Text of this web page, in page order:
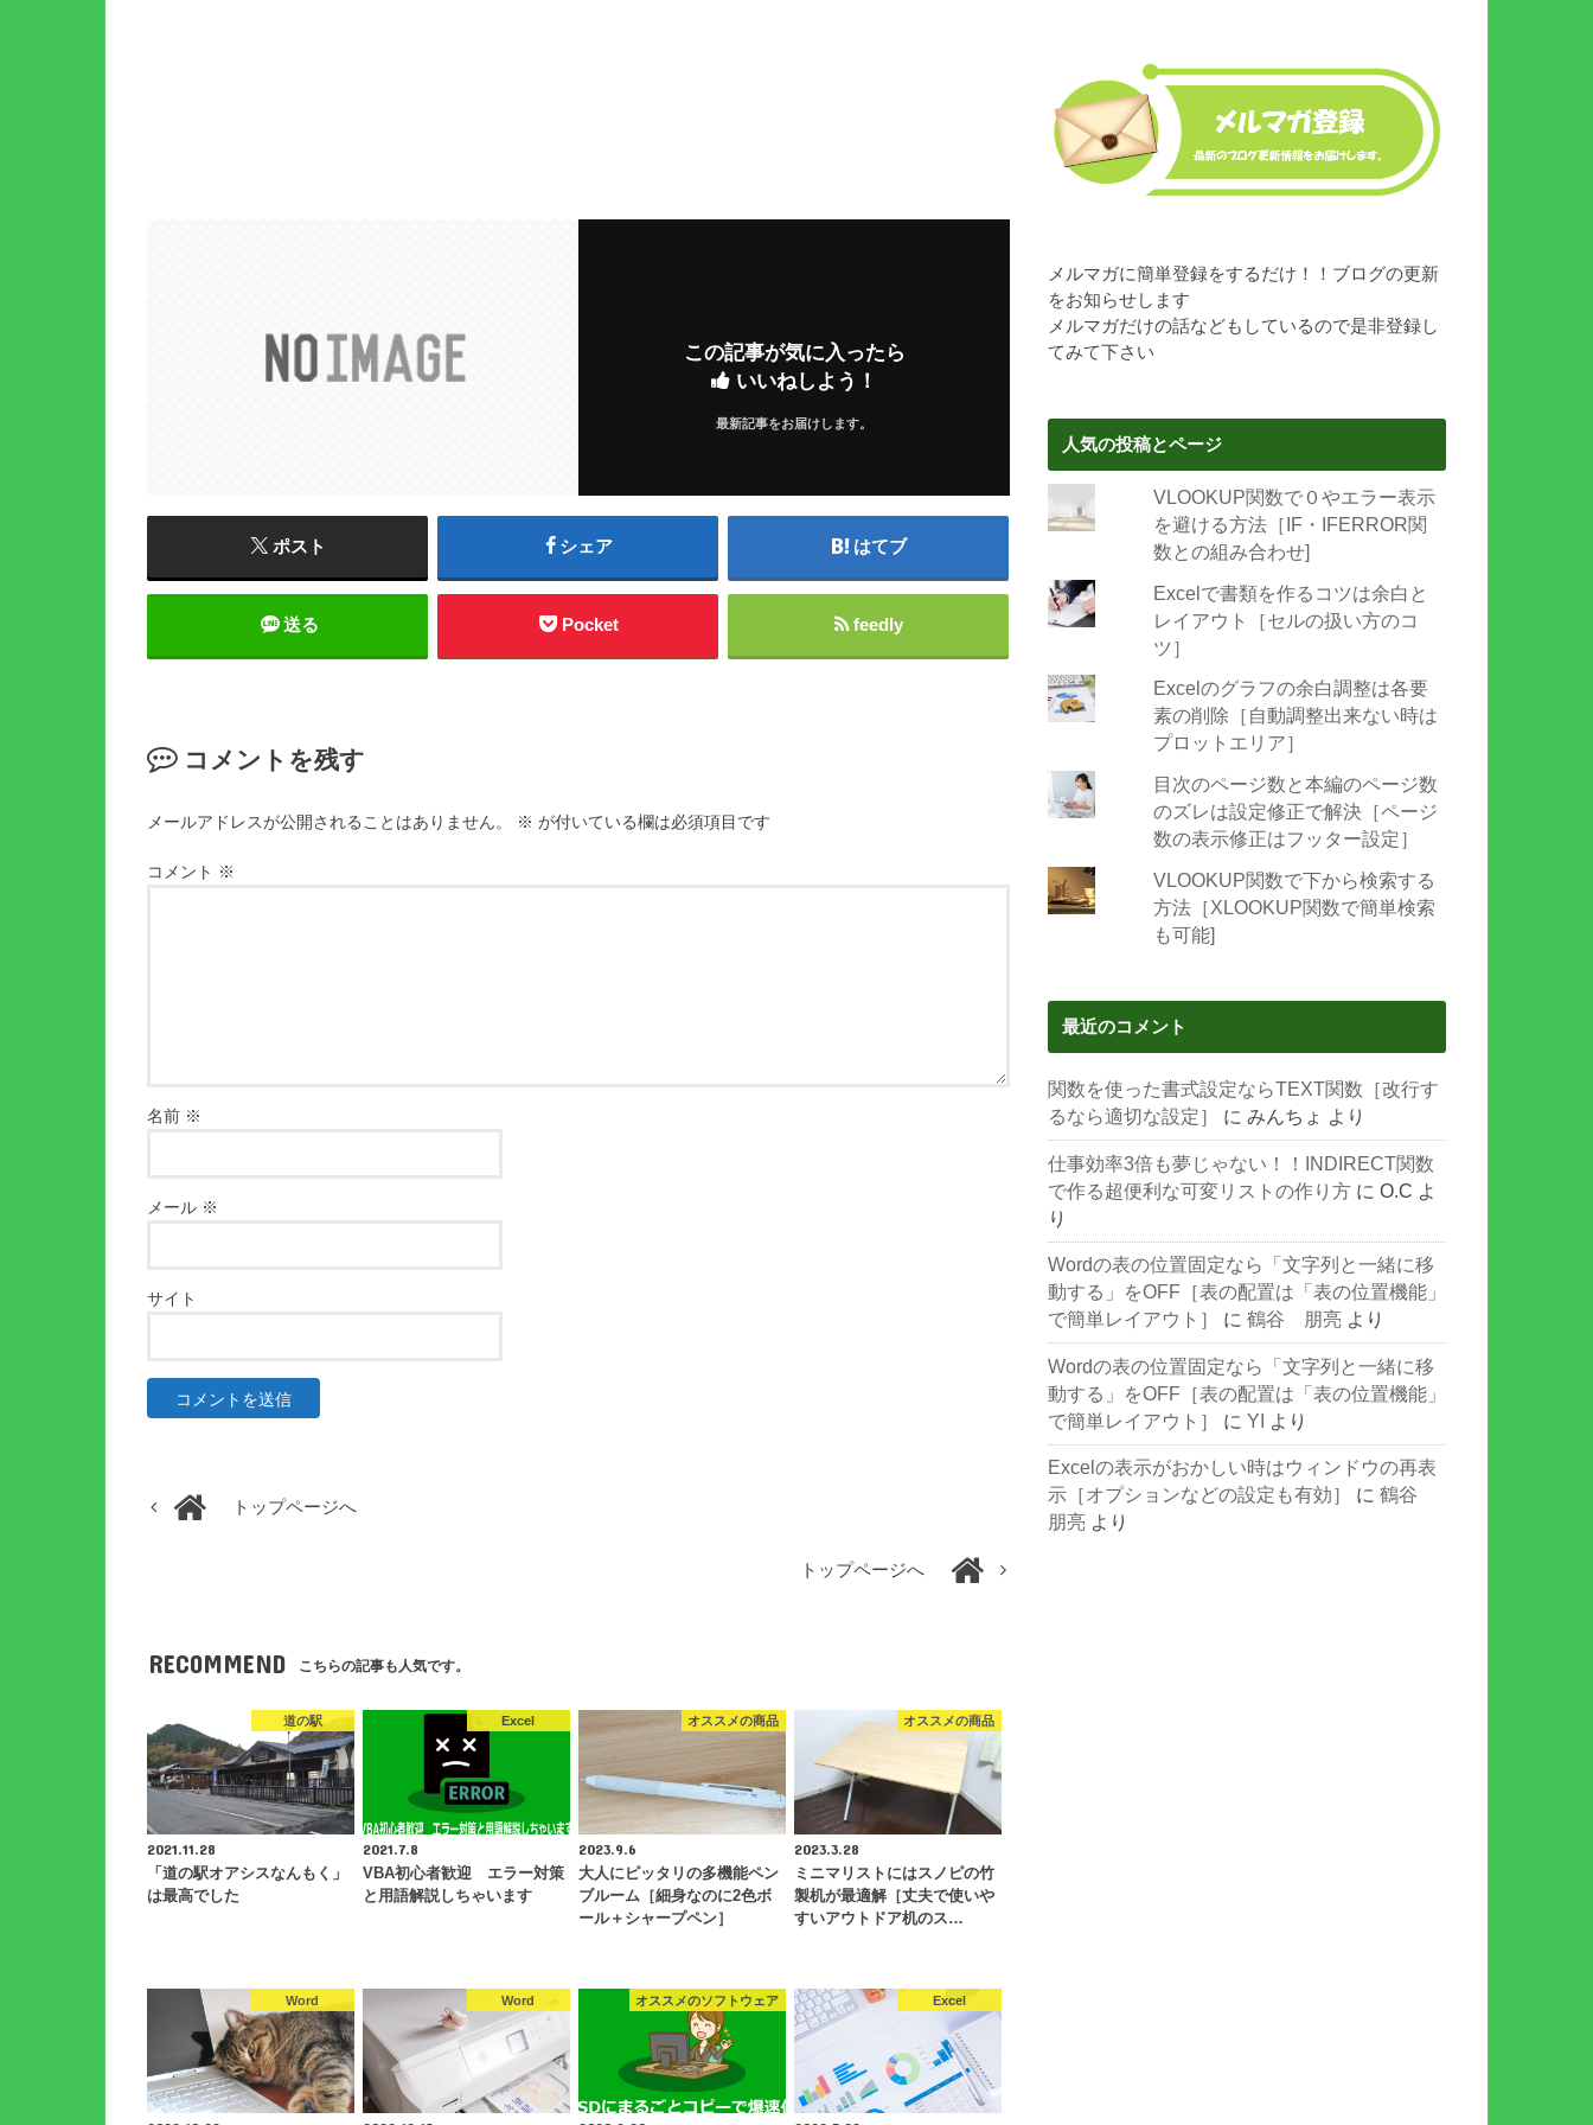
この記事が気に入ったら
いいねしよう！
最新記事をお届けします。
ポスト シェア はてブ
送る Pocket feedly
コメントを残す
メールアドレスが公開されることはありません。 ※ が付いている欄は必須項目です
コメント ※
名前 ※
メール ※
サイト
トップページへ
トップページへ
RECOMMEND こちらの記事も人気です。
道の駅
2021.11.28
「道の駅オアシスなんもく」
は最高でした
Excel
2021.7.8
VBA初心者歓迎 エラー対策
と用語解説しちゃいます
オススメの商品
2023.9.6
大人にピッタリの多機能ペン
ブルーム［細身なのに2色ボ
ール＋シャープペン］
オススメの商品
2023.3.28
ミニマリストにはスノピの竹
製机が最適解［丈夫で使いや
すいアウトドア机のス…
Word Word オススメのソフトウェア Excel
メルマガに簡単登録をするだけ！！ブログの更新
をお知らせします
メルマガだけの話などもしているので是非登録し
てみて下さい
人気の投稿とページ
VLOOKUP関数で０やエラー表示
を避ける方法［IF・IFERROR関
数との組み合わせ]
Excelで書類を作るコツは余白と
レイアウト［セルの扱い方のコ
ツ］
Excelのグラフの余白調整は各要
素の削除［自動調整出来ない時は
プロットエリア］
目次のページ数と本編のページ数
のズレは設定修正で解決［ページ
数の表示修正はフッター設定］
VLOOKUP関数で下から検索する
方法［XLOOKUP関数で簡単検索
も可能]
最近のコメント
関数を使った書式設定ならTEXT関数［改行す
るなら適切な設定］
に みんちょ より
仕事効率3倍も夢じゃない！！INDIRECT関数
で作る超便利な可変リストの作り方 に O.C よ
り
Wordの表の位置固定なら「文字列と一緒に移
動する」をOFF［表の配置は「表の位置機能」
で簡単レイアウト］
に 鶴谷 朋亮 より
Wordの表の位置固定なら「文字列と一緒に移
動する」をOFF［表の配置は「表の位置機能」
で簡単レイアウト］
に YI より
Excelの表示がおかしい時はウィンドウの再表
示［オプションなどの設定も有効］
に 鶴谷
朋亮 より